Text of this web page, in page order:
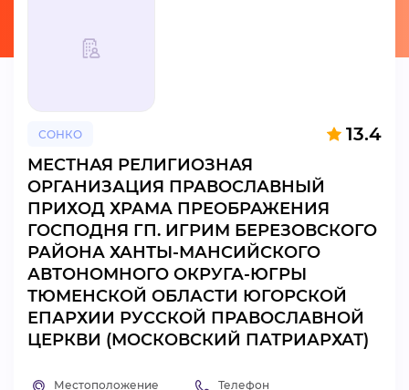
АНАЛИТИКА
ВИДЕОКУРСЫ
ВОЙТИ
СОНКО 13.4
МЕСТНАЯ РЕЛИГИОЗНАЯ
ОРГАНИЗАЦИЯ ПРАВОСЛАВНЫЙ
ПРИХОД ХРАМА ПРЕОБРАЖЕНИЯ
ГОСПОДНЯ ГП. ИГРИМ БЕРЕЗОВСКОГО
РАЙОНА ХАНТЫ-МАНСИЙСКОГО
АВТОНОМНОГО ОКРУГА-ЮГРЫ
ТЮМЕНСКОЙ ОБЛАСТИ ЮГОРСКОЙ
ЕПАРХИИ РУССКОЙ ПРАВОСЛАВНОЙ
ЦЕРКВИ (МОСКОВСКИЙ ПАТРИАРХАТ)
Местоположение Телефон